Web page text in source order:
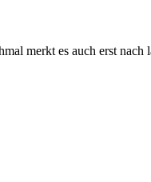
merkt es auch erst